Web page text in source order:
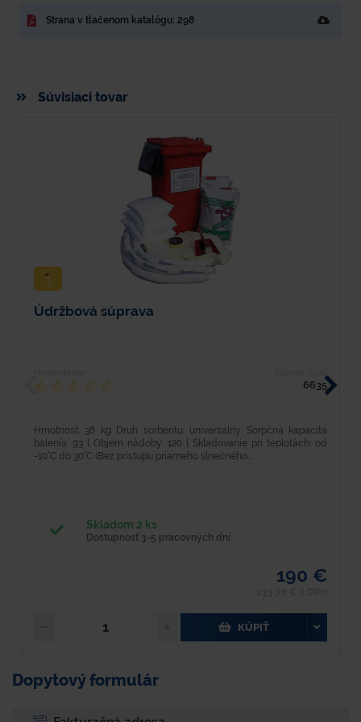
Strana v tlačenom katalógu: 298
Súvisiaci tovar
Údržbová súprava
6635
Hmotnosť: 38 kg Druh sorbentu: univerzálny Sorpčná kapacita
balenia: 93 l Objem nádoby: 120 l Skladovanie pri teplotách: od
-10°C do 30°C (Bez prístupu priameho slnečného...
Skladom 2 ks
Dostupnosť 3-5 pracovných dní
190 €
KÚPIŤ
Dopytový formulár